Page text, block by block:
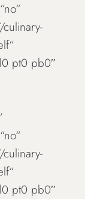
pt0 pb0″
pt0 pb0″